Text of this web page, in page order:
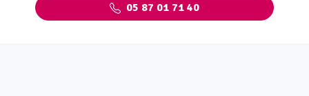
05 87 01 71 40